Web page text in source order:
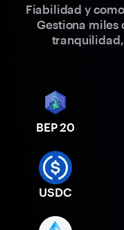
Fiabilidad y
Gestiona miles
BEP 20
USDC